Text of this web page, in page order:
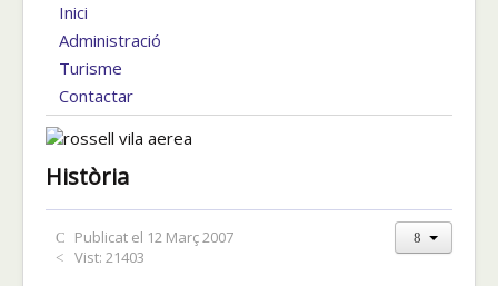
Inici
Administració
Turisme
Contactar
Història
Publicat el 12 Març 2007
Vist: 21403